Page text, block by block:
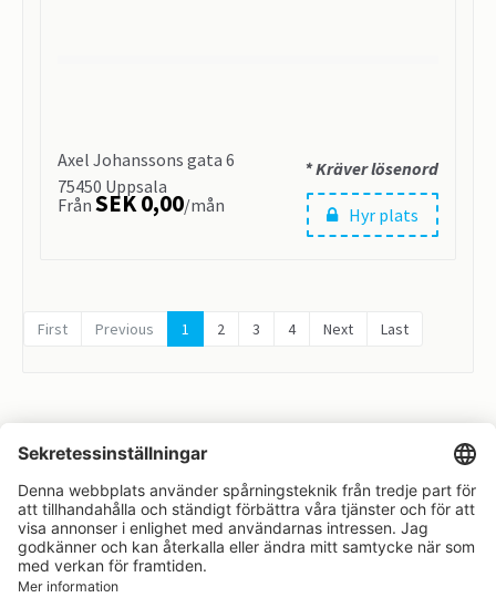
Axel Johanssons gata 6
75450 Uppsala
* Kräver lösenord
Hyr plats
Från SEK 0,00/mån
First Previous 1 2 3 4 Next Last